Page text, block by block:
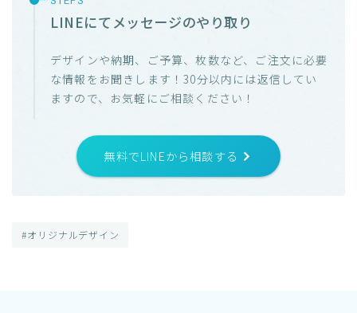
LINEにてメッセージのやり取り
デザインや納期、ご予算、枚数など、ご注文に必要
な情報をお聞きします！30分以内には返信してい
ますので、お気軽にご相談ください！
無料でLINEから相談する
#オリジナルデザイン